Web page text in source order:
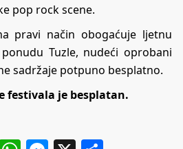
pop rock scene.
pravi način obogaćuje ljetnu
Tuzle, nudeći oprobani
sadržaje potpuno besplatno.
festivala je besplatan.